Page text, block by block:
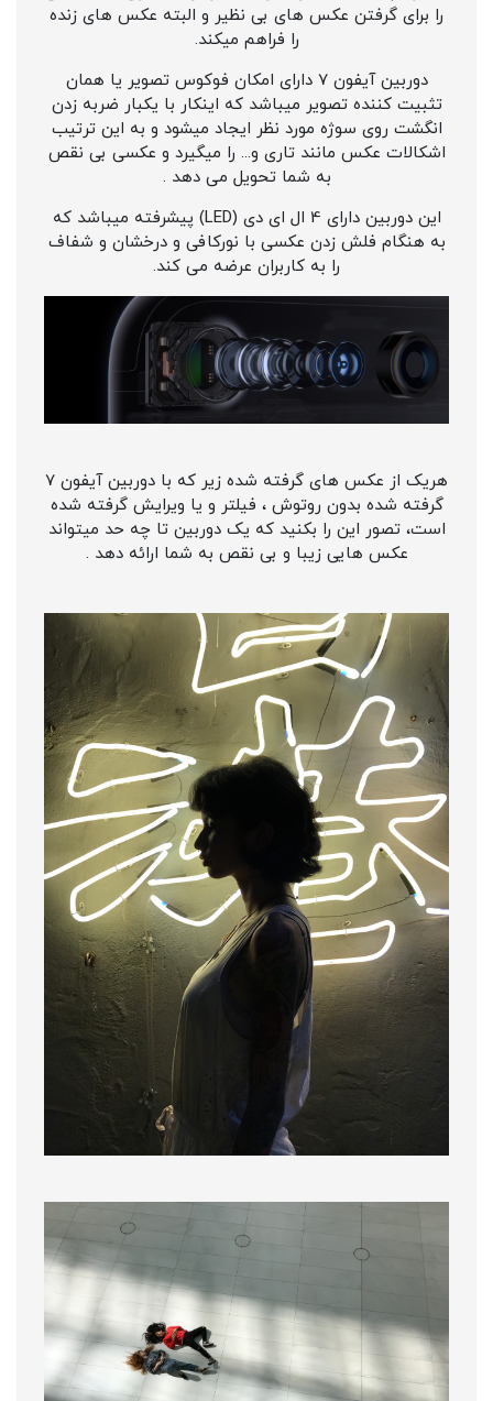
را برای گرفتن عکس های بی نظیر و البته عکس های زنده
را فراهم میکند.
دوربین آیفون 7 دارای امکان فوکوس تصویر یا همان
تثبیت کننده تصویر میباشد که اینکار با یکبار ضربه زدن
انگشت روی سوژه مورد نظر ایجاد میشود و به این ترتیب
اشکالات عکس مانند تاری و... را میگیرد و عکسی بی نقص
به شما تحویل می دهد .
این دوربین دارای 4 ال ای دی (LED) پیشرفته میباشد که
به هنگام فلش زدن عکسی با نورکافی و درخشان و شفاف
را به کاربران عرضه می کند.
هریک از عکس های گرفته شده زیر که با دوربین آیفون 7
گرفته شده بدون روتوش ، فیلتر و یا ویرایش گرفته شده
است، تصور این را بکنید که یک دوربین تا چه حد میتواند
عکس هایی زیبا و بی نقص به شما ارائه دهد .